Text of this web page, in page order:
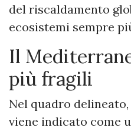
del riscaldamento
ecosistemi sempre
Il
più fragili
Nel quadro
viene indicato come